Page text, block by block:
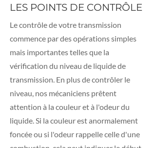
LES POINTS DE CONTRÔLE
Le contrôle de votre transmission
commence par des opérations simples
mais importantes telles que la
vérification du niveau de liquide de
transmission. En plus de contrôler le
niveau, nos mécaniciens prêtent
attention à la couleur et à l'odeur du
liquide. Si la couleur est anormalement
foncée ou si l'odeur rappelle celle d'une